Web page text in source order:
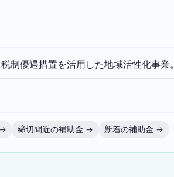
制優遇措置を活用した地域活性化事業。
締切間近の補助金 → 新着の補助金 →